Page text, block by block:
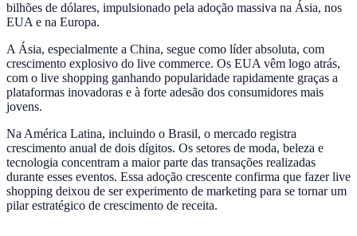
bilhões de dólares, impulsionado pela adoção massiva na Ásia, nos
EUA e na Europa.
A Ásia, especialmente a China, segue como líder absoluta, com
crescimento explosivo do live commerce. Os EUA vêm logo atrás,
com o live shopping ganhando popularidade rapidamente graças a
plataformas inovadoras e à forte adesão dos consumidores mais
jovens.
Na América Latina, incluindo o Brasil, o mercado registra
crescimento anual de dois dígitos. Os setores de moda, beleza e
tecnologia concentram a maior parte das transações realizadas
durante esses eventos. Essa adoção crescente confirma que fazer live
shopping deixou de ser experimento de marketing para se tornar um
pilar estratégico de crescimento de receita.